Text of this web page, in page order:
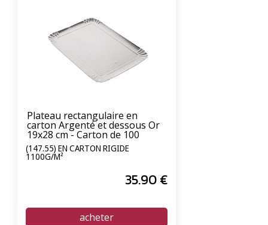
Plateau rectangulaire en
carton Argenté et dessous Or
19x28 cm - Carton de 100
unités
(147.55) EN CARTON RIGIDE
1100G/M²
35.90€